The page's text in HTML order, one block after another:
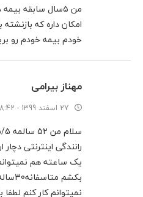
خودم بیمه خودم رو
مهناز بیرامی
27 اسفند 1399 - 18:42
رانندگی اینترنتی
یک ساعته هم
بکشم
نمیتوانم کار کنم